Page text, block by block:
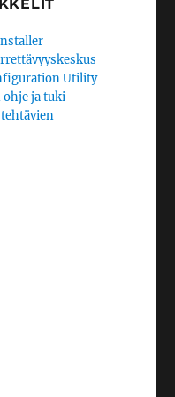
Utility
ohje ja tuki